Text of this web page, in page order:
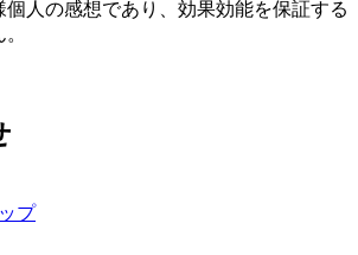
個人の感想であり、効果効能を保証する